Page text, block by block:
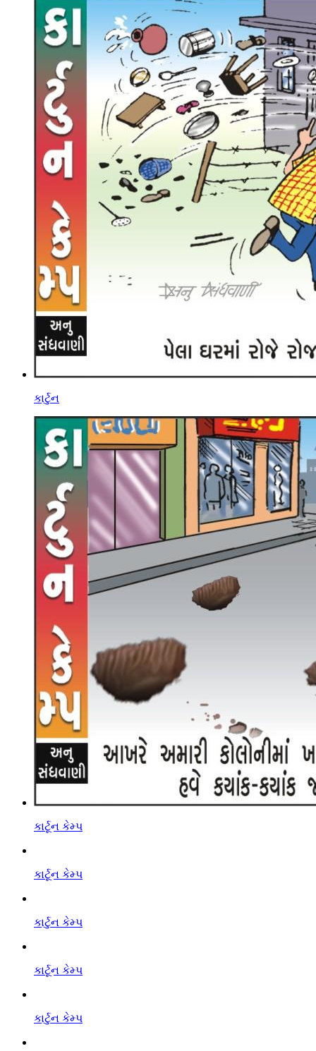
કાર્ટુન
કાર્ટૂન કેમ્પ
કાર્ટૂન કેમ્પ
કાર્ટુન કેમ્પ
કાર્ટૂન કેમ્પ
કાર્ટુન કેમ્પ